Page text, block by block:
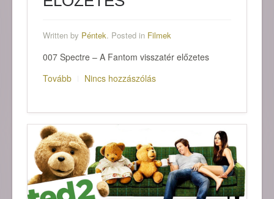
Written by Péntek. Posted in Filmek
007 Spectre – A Fantom visszatér előzetes
Tovább
Nincs hozzászólás